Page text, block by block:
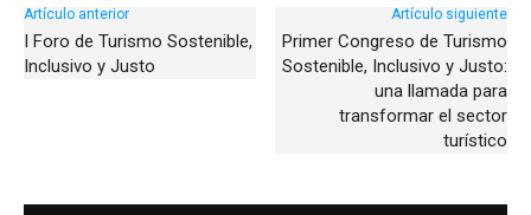
Artículo anterior
I Foro de Turismo Sostenible,
Inclusivo y Justo
Artículo siguiente
Primer Congreso de Turismo
Sostenible, Inclusivo y Justo:
una llamada para
transformar el sector
turístico